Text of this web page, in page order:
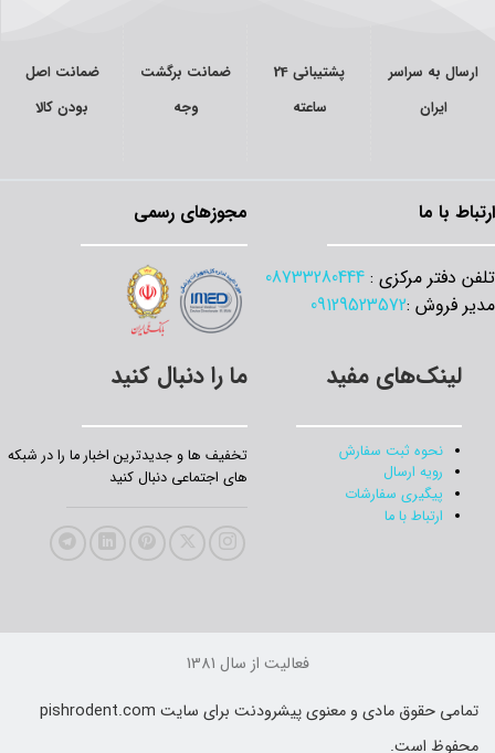
ارسال به سراسر
ایران
پشتیبانی 24
ساعته
ضمانت برگشت
وجه
ضمانت اصل
بودن کالا
ارتباط با ما
تلفن دفتر مرکزی : 08733280444
مدیر فروش :09129523572
مجوزهای رسمی
لینک‌های مفید
نحوه ثبت سفارش
رویه ارسال
پیگیری سفارشات
ارتباط با ما
ما را دنبال کنید
تخفیف‌ ها و جدیدترین‌ اخبار ما را در شبکه
های اجتماعی دنبال کنید
فعالیت از سال 1381
تمامی حقوق مادی و معنوی پیشرودنت برای سایت pishrodent.com
محفوظ است.